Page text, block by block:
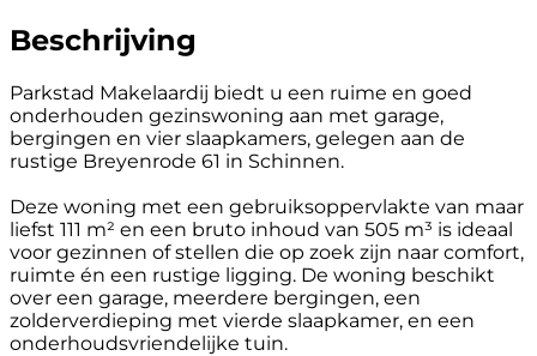
Beschrijving
Parkstad Makelaardij biedt u een ruime en goed
onderhouden gezinswoning aan met garage,
bergingen en vier slaapkamers, gelegen aan de
rustige Breyenrode 61 in Schinnen.
Deze woning met een gebruiksoppervlakte van maar
liefst 111 m² en een bruto inhoud van 505 m³ is ideaal
voor gezinnen of stellen die op zoek zijn naar comfort,
ruimte én een rustige ligging. De woning beschikt
over een garage, meerdere bergingen, een
zolderverdieping met vierde slaapkamer, en een
onderhoudsvriendelijke tuin.